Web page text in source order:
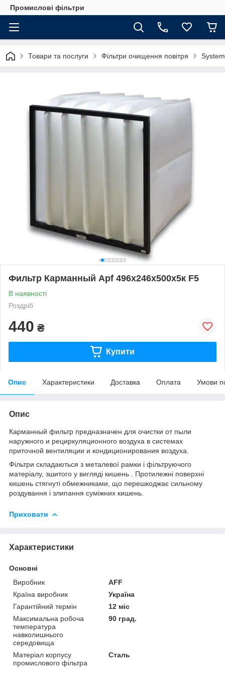
Промислові фільтри
Товари та послуги Фільтри очищення повітря
Фильтр Карманный Apf 496x246x500x5к F5
В наявності
Роздріб
440 ₴
Купити
Опис Характеристики Доставка Оплата Умови
Опис
Карманный фильтр предназначен для очистки от пыли
наружного и рециркуляционного воздуха в системах
приточной вентиляции и кондиционирования воздуха.
Фільтри складаються з металевої рамки і фільтруючого
матеріалу, зшитого у вигляді кишень . Протилежні поверхні
кишень стягнуті обмежниками, що перешкоджає сильному
роздування і злипання суміжних кишень.
Приховати
Характеристики
Основні
Виробник
AFF
Країна виробник
Україна
Гарантійний термін
12 міс
Максимальна робоча
температура
навколишнього
середовища
90 град.
Матеріал корпусу
промислового фільтра
Сталь